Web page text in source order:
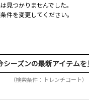
見つかりませんでした。
件を変更してください。
シーズンの最新アイテムを
（検索条件：トレンチコート）